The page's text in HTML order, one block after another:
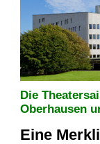
Die
Oberhausen
Eine